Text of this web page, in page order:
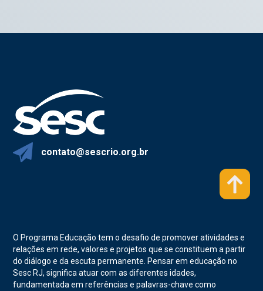
contato@sescrio.org.br
O Programa Educação tem o desafio de promover atividades e
relações em rede, valores e projetos que se constituem a partir
do diálogo e da escuta permanente. Pensar em educação no
Sesc RJ, significa atuar com as diferentes idades,
fundamentada em referências e palavras-chave como